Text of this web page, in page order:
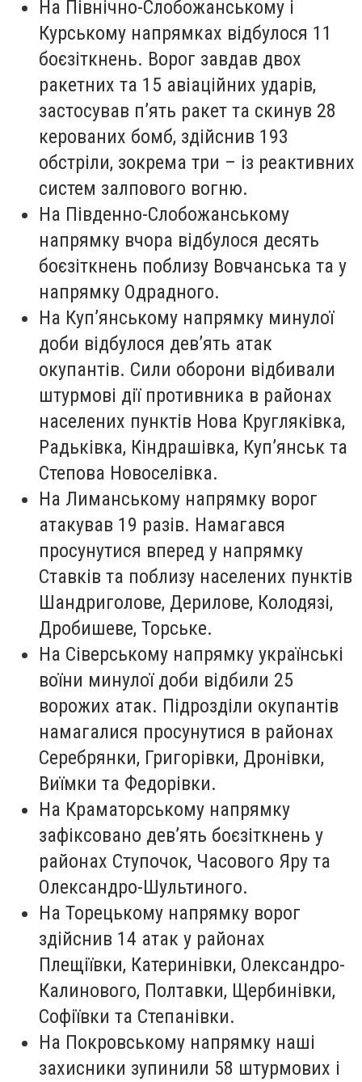
На Північно-Слобожанському і
Курському напрямках відбулося 11
боєзіткнень. Ворог завдав двох
ракетних та 15 авіаційних ударів,
застосував п’ять ракет та скинув 28
керованих бомб, здійснив 193
обстріли, зокрема три – із реактивних
систем залпового вогню.
На Південно-Слобожанському
напрямку вчора відбулося десять
боєзіткнень поблизу Вовчанська та у
напрямку Одрадного.
На Куп’янському напрямку минулої
доби відбулося дев’ять атак
окупантів. Сили оборони відбивали
штурмові дії противника в районах
населених пунктів Нова Кругляківка,
Радьківка, Кіндрашівка, Куп’янськ та
Степова Новоселівка.
На Лиманському напрямку ворог
атакував 19 разів. Намагався
просунутися вперед у напрямку
Ставків та поблизу населених пунктів
Шандриголове, Дерилове, Колодязі,
Дробишеве, Торське.
На Сіверському напрямку українські
воїни минулої доби відбили 25
ворожих атак. Підрозділи окупантів
намагалися просунутися в районах
Серебрянки, Григорівки, Дронівки,
Виїмки та Федорівки.
На Краматорському напрямку
зафіксовано дев’ять боєзіткнень у
районах Ступочок, Часового Яру та
Олександро-Шультиного.
На Торецькому напрямку ворог
здійснив 14 атак у районах
Плещіївки, Катеринівки, Олександро-
Калинового, Полтавки, Щербинівки,
Софіївки та Степанівки.
На Покровському напрямку наші
захисники зупинили 58 штурмових і